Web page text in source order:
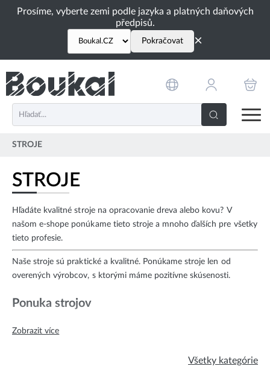
Prosíme, vyberte zemi podle jazyka a platných daňových
předpisů.
Pokračovat ×
STROJE
STROJE
Hľadáte kvalitné stroje na opracovanie dreva alebo kovu? V
našom e-shope ponúkame tieto stroje a mnoho ďalších pre všetky
tieto profesie.
Naše stroje sú praktické a kvalitné. Ponúkame stroje len od
overených výrobcov, s ktorými máme pozitívne skúsenosti.
Ponuka strojov
V našej ponuke nájdete mnoho typov strojov na rôzne činnosti,
Zobrazit více
Všetky kategórie